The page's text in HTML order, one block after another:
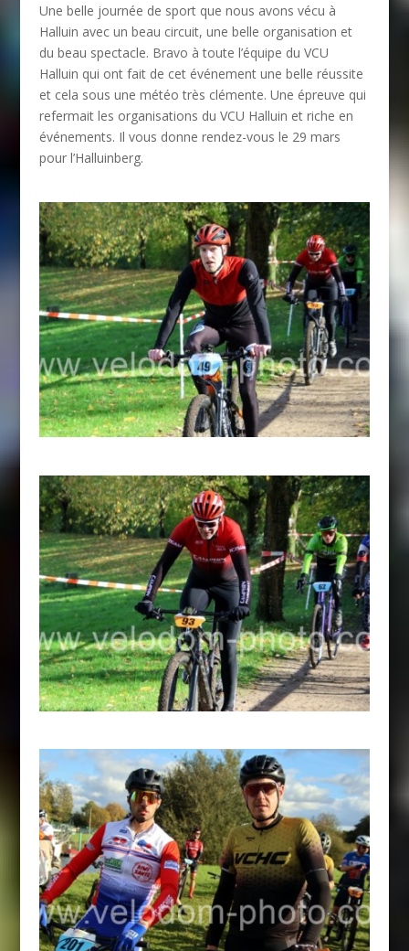
Une belle journée de sport que nous avons vécu à
Halluin avec un beau circuit, une belle organisation et
du beau spectacle. Bravo à toute l’équipe du VCU
Halluin qui ont fait de cet événement une belle réussite
et cela sous une météo très clémente. Une épreuve qui
refermait les organisations du VCU Halluin et riche en
événements. Il vous donne rendez-vous le 29 mars
pour l’Halluinberg.